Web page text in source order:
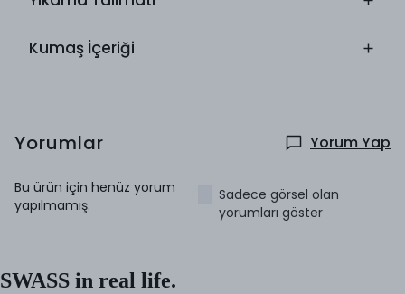
Kumaş İçeriği
Yorumlar Yorum Yap
Bu ürün için henüz yorum
yapılmamış.
Sadece görsel olan
yorumları göster